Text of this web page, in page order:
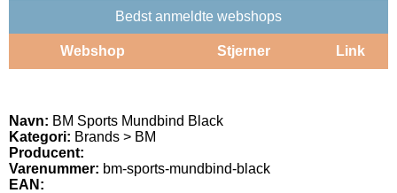
Bedst anmeldte webshops
Webshop Stjerner Link
Navn: BM Sports Mundbind Black
Kategori: Brands > BM
Producent:
Varenummer: bm-sports-mundbind-black
EAN: